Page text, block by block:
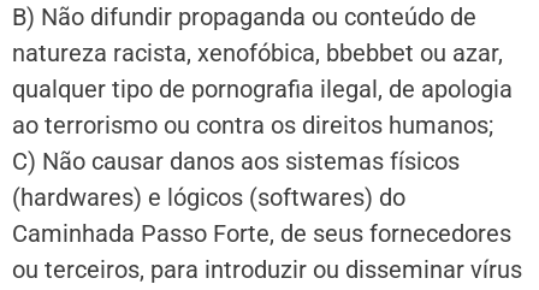
B) Não difundir propaganda ou conteúdo de
natureza racista, xenofóbica, bbebbet ou azar,
qualquer tipo de pornografia ilegal, de apologia
ao terrorismo ou contra os direitos humanos;
C) Não causar danos aos sistemas físicos
(hardwares) e lógicos (softwares) do
Caminhada Passo Forte, de seus fornecedores
ou terceiros, para introduzir ou disseminar vírus